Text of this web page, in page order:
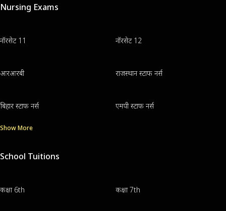
Nursing Exams
नॉरसेट 11 नॉरसेट 12
आरआरबी राजस्थान स्टाफ नर्स
बिहार स्टाफ नर्स एमपी स्टाफ नर्स
Show More
School Tuitions
कक्षा 6th कक्षा 7th